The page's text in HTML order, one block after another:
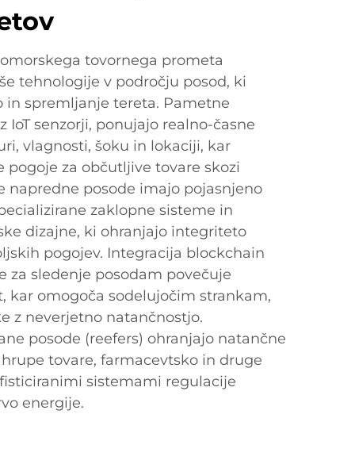
tovornega prometa
tehnologije v področju posod, ki
in spremljanje tereta. Pametne
IoT senzorji, ponujajo realno-časne
vlagnosti, šoku in lokaciji, kar
za občutljive tovare skozi
napredne posode imajo pojasnjeno
zaklopne sisteme in
dizajne, ki ohranjajo integriteto
pogojev. Integracija blockchain
za sledenje posodam povečuje
kar omogoča sodelujočim strankam,
z neverjetno natančnostjo.
posode (reefers) ohranjajo natančne
tovare, farmacevtsko in druge
sistemami regulacije
energije.